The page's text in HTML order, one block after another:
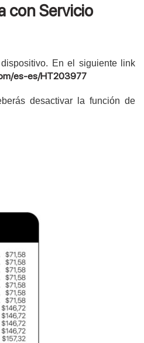
con Servicio
En el siguiente link
es-es/HT203977
desactivar la función de